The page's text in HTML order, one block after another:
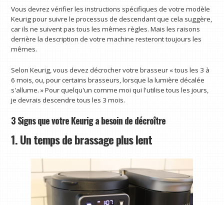
Vous devrez vérifier les instructions spécifiques de votre modèle
Keurig pour suivre le processus de descendant que cela suggère,
car ils ne suivent pas tous les mêmes règles. Mais les raisons
derrière la description de votre machine resteront toujours les
mêmes.
Selon Keurig, vous devez décrocher votre brasseur « tous les 3 à
6 mois, ou, pour certains brasseurs, lorsque la lumière décalée
s'allume. » Pour quelqu'un comme moi qui l'utilise tous les jours,
je devrais descendre tous les 3 mois.
3 Signs que votre Keurig a besoin de décroître
1. Un temps de brassage plus lent